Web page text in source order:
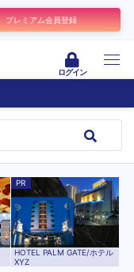
プレミアム会員登録
ログイン
PR
HOTEL PALM GATE/ホテル
XYZ